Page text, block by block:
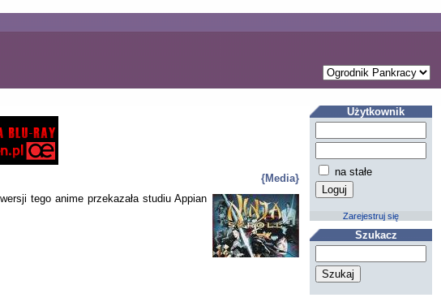
{Media}
tego anime przekazała studiu Appian
Użytkownik
na stałe
Zarejestruj się
Szukacz